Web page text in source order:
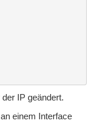
IP geändert.
einem Interface